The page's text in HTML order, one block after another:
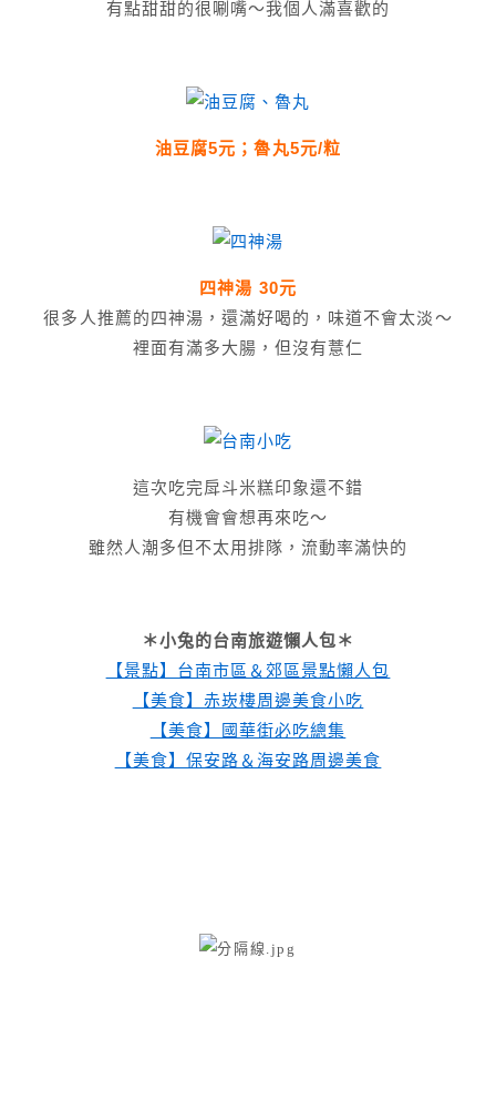
有點甜甜的很唰嘴～我個人滿喜歡的
油豆腐5元；魯丸5元/粒
四神湯 30元
很多人推薦的四神湯，還滿好喝的，味道不會太淡～
裡面有滿多大腸，但沒有薏仁
這次吃完戽斗米糕印象還不錯
有機會會想再來吃～
雖然人潮多但不太用排隊，流動率滿快的
＊小兔的台南旅遊懶人包＊
【景點】台南市區＆郊區景點懶人包
【美食】赤崁樓周邊美食小吃
【美食】國華街必吃總集
【美食】保安路＆海安路周邊美食